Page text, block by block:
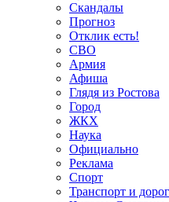
Скандалы
Прогноз
Отклик есть!
СВО
Армия
Афиша
Глядя из Ростова
Город
ЖКХ
Наука
Официально
Реклама
Спорт
Транспорт и